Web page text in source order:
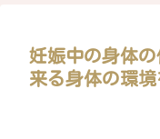
妊娠中の身体
来る身体の環境